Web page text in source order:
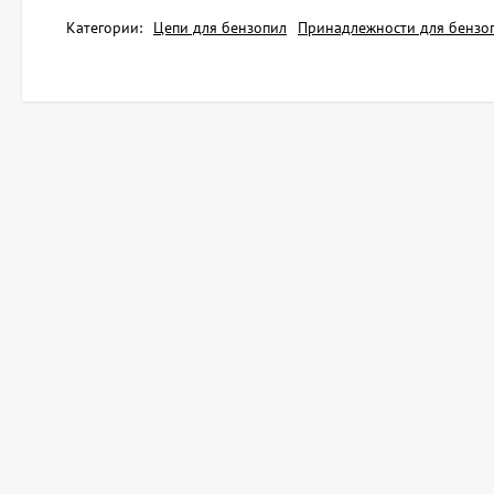
Категории: Цепи для бензопил Принадлежности для